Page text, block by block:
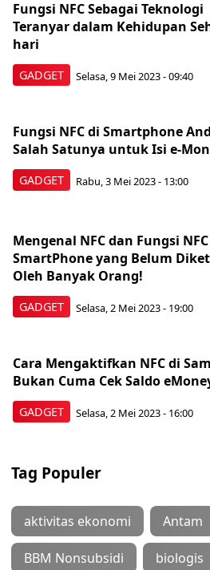
GADGET
Fungsi NFC Sebagai Teknologi
Teranyar dalam Kehidupan
hari
Selasa, 9 Mei 2023 - 09:40
GADGET
Fungsi NFC di Smartphone
Salah Satunya untuk Isi e-
Rabu, 3 Mei 2023 - 13:00
GADGET
Mengenal NFC dan Fungsi
SmartPhone yang Belum
Oleh Banyak Orang!
Selasa, 2 Mei 2023 - 19:00
GADGET
Cara Mengaktifkan NFC di
Bukan Cuma Cek Saldo
Selasa, 2 Mei 2023 - 16:00
Tag Populer
aktivitas ekonomi Antam
BBM Nonsubsidi biologis